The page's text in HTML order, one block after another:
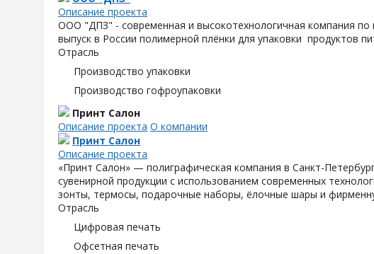
Описание проекта
ООО "ДПЗ" - современная и высокотехнологичная компания по
выпуск в России полимерной плёнки для упаковки продуктов
Отрасль
Производство упаковки
Производство гофроупаковки
Принт Салон
Описание проекта О компании
Принт Салон
Описание проекта
«Принт Салон» — полиграфическая компания в Санкт-
сувенирной продукции с использованием современных
зонты, термосы, подарочные наборы, ёлочные шары и
Отрасль
Цифровая печать
Офсетная печать